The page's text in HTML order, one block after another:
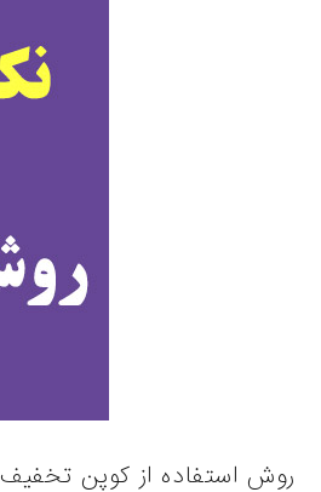
روش استفاده از کوپن تخفیف